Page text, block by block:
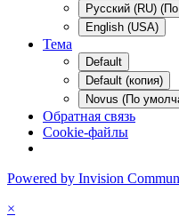
Русский (RU)
English (USA)
Тема
Default
Default (копия)
Novus (По
Обратная связь
Cookie-файлы
Powered by Invision
×